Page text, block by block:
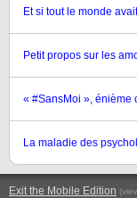
Et si tout le monde
Petit propos sur les
« #SansMoi », énième
La maladie des
Exit the Mobile Edition